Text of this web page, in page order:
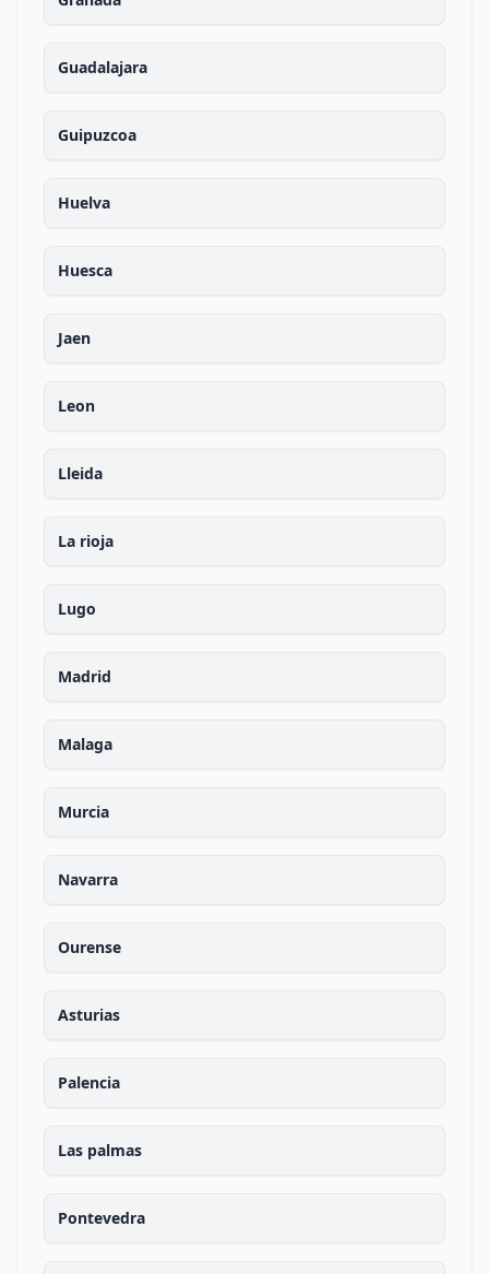
Guadalajara
Guipuzcoa
Huelva
Huesca
Jaen
Leon
Lleida
La rioja
Lugo
Madrid
Malaga
Murcia
Navarra
Ourense
Asturias
Palencia
Las palmas
Pontevedra